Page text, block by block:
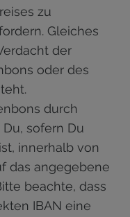
zu
Gleiches
der
oder des
durch
sofern Du
innerhalb von
das angegebene
beachte, dass
IBAN eine